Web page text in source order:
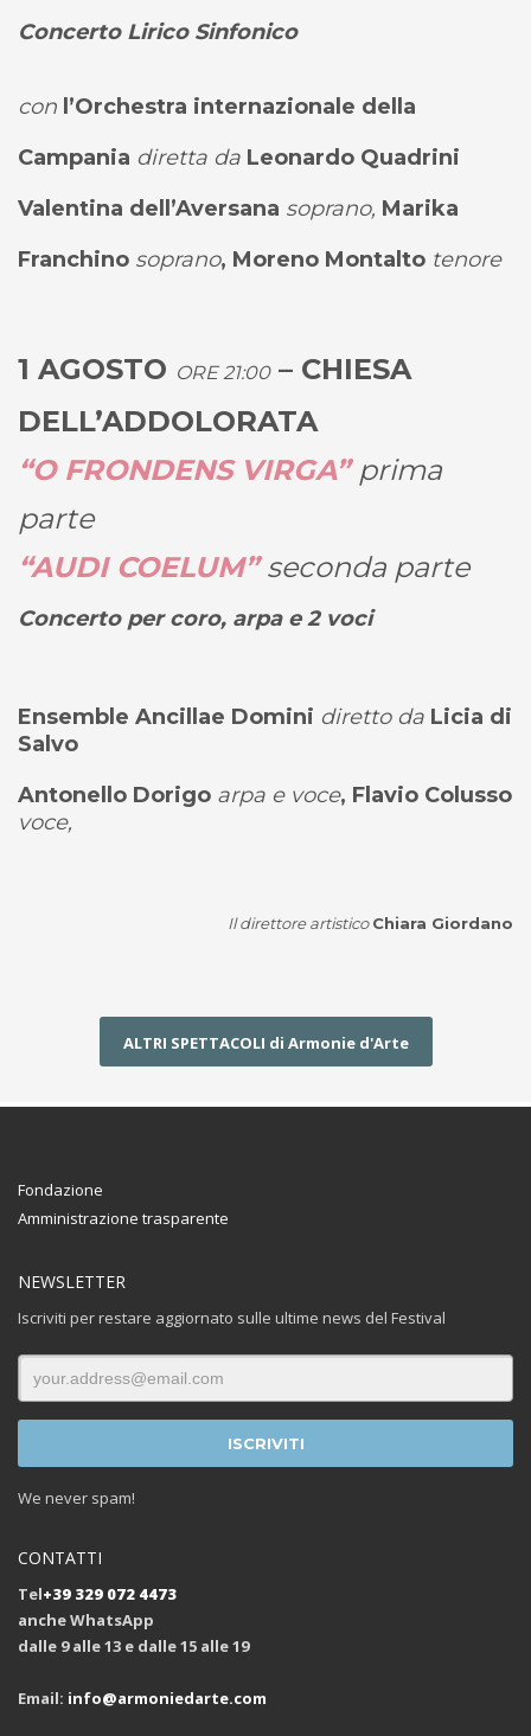
Concerto Lirico Sinfonico
con l’Orchestra internazionale della
Campania diretta da Leonardo Quadrini
Valentina dell’Aversana soprano, Marika
Franchino soprano, Moreno Montalto tenore
1 AGOSTO ORE 21:00– CHIESA
DELL’ADDOLORATA
“O FRONDENS VIRGA” prima
parte
“AUDI COELUM”seconda parte
Concerto per coro, arpa e 2 voci
Ensemble Ancillae Domini diretto da Licia di
Salvo
Antonello Dorigo arpa e voce, Flavio Colusso
voce,
Il direttore artisticoChiara Giordano
ALTRI SPETTACOLI di Armonie d'Arte
Fondazione
Amministrazione trasparente
NEWSLETTER
Iscriviti per restare aggiornato sulle ultime news del Festival
We never spam!
CONTATTI
Tel+39 329 072 4473
anche WhatsApp
dalle 9 alle 13 e dalle 15 alle 19
Email: info@armoniedarte.com